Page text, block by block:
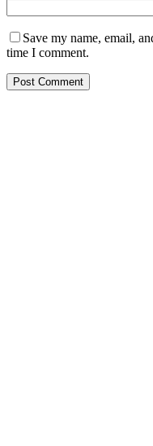
Save my name, email,
time I comment.